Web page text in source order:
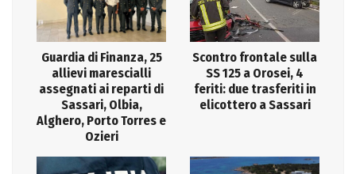
Guardia di Finanza, 25
allievi marescialli
assegnati ai reparti di
Sassari, Olbia,
Alghero, Porto Torres e
Ozieri
Scontro frontale sulla
SS 125 a Orosei, 4
feriti: due trasferiti in
elicottero a Sassari